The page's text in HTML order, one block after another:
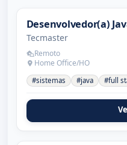
Desenvolvedor(a)
Tecmaster
Remoto
Home Office/HO
#sistemas #java #full